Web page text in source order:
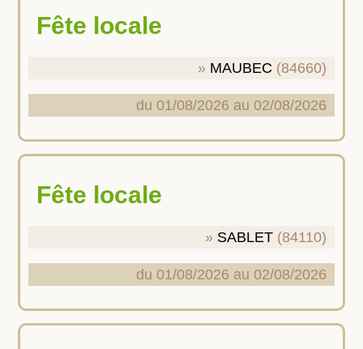
Fête locale
MAUBEC (84660)
du 01/08/2026 au 02/08/2026
Fête locale
SABLET (84110)
du 01/08/2026 au 02/08/2026